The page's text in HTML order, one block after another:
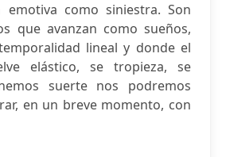
como siniestra. Son
que avanzan como sueños,
lineal y donde el
elástico, se tropieza, se
suerte nos podremos
en un breve momento, con